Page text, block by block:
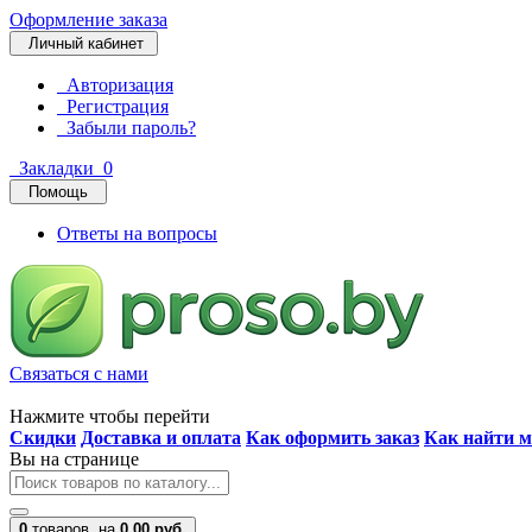
Оформление заказа
Личный кабинет
Авторизация
Регистрация
Забыли пароль?
Закладки 0
Помощь
Ответы на вопросы
Связаться с нами
Нажмите чтобы перейти
Скидки Доставка и оплата Как оформить заказ Как найти
Вы на странице